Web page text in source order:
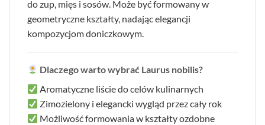
do zup, mięs i sosów. Może być formowany w
geometryczne kształty, nadając elegancji
kompozycjom doniczkowym.
Dlaczego warto wybrać Laurus nobilis?
Aromatyczne liście do celów kulinarnych
Zimozielony i elegancki wygląd przez cały rok
Możliwość formowania w kształty ozdobne